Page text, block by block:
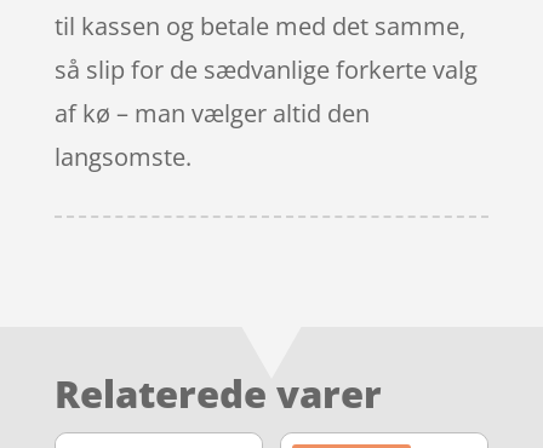
til kassen og betale med det samme,
så slip for de sædvanlige forkerte valg
af kø – man vælger altid den
langsomste.
Relaterede varer